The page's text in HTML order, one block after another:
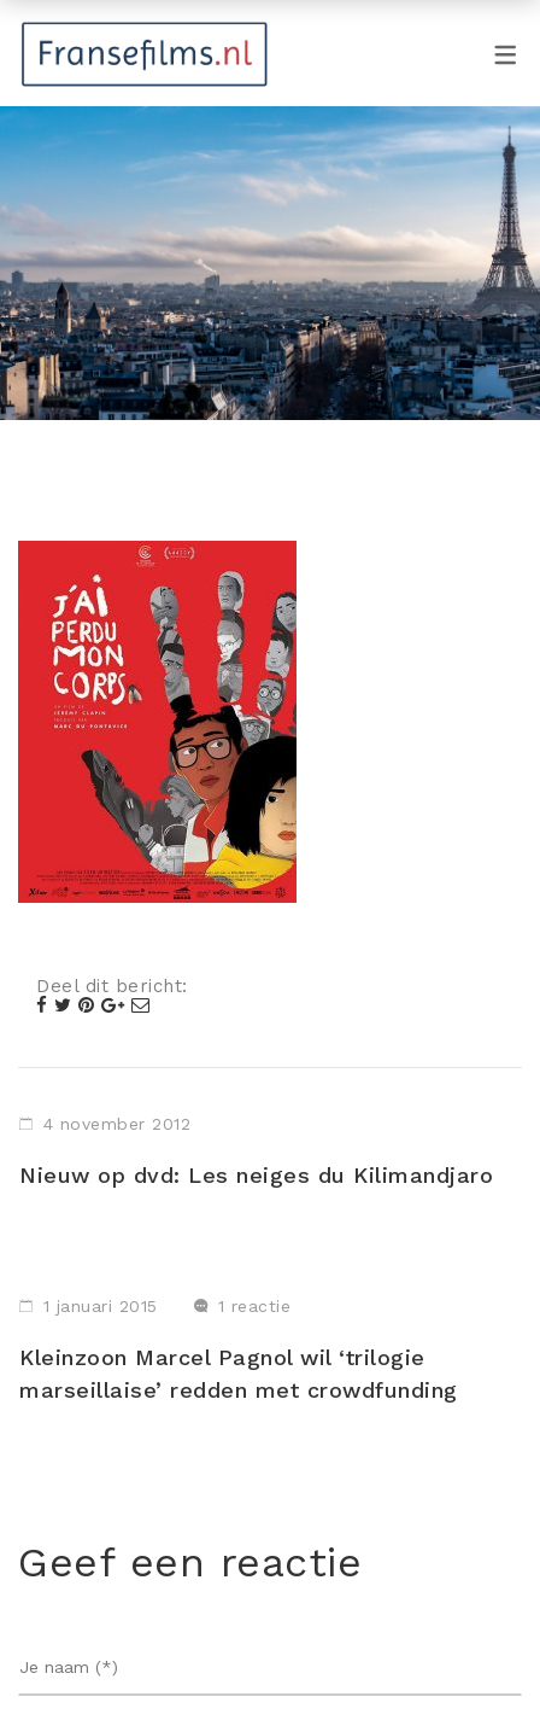
Animatie
Documentaire
Drama
Fantasy
Horror
Misdaad
Musical
Oorlogsfilm
Romantische komedie
Thriller
Deel dit bericht:
4 november 2012
Nieuw op dvd: Les neiges du Kilimandjaro
1 januari 2015 1 reactie
Kleinzoon Marcel Pagnol wil ‘trilogie
marseillaise’ redden met crowdfunding
Geef een reactie